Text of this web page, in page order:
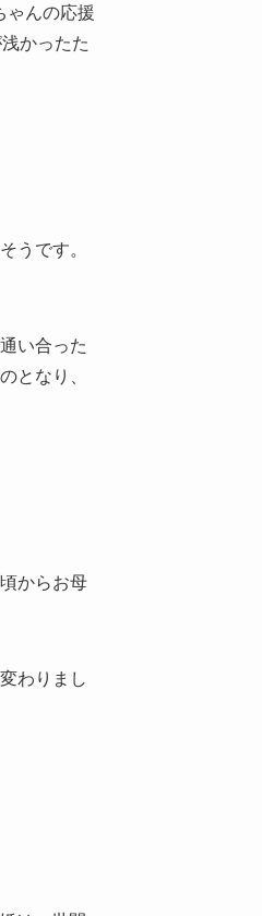
ゃんの応援
かったた
うです。
い合った
となり、
からお母
わりまし